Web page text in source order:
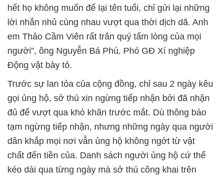
hết họ không muốn để lại tên tuổi, chỉ gửi lại những
lời nhắn nhủ cùng nhau vượt qua thời dịch dã. Anh
em Thảo Cầm Viên rất trân quý tấm lòng của mọi
người”, ông Nguyễn Bá Phú, Phó GĐ Xí nghiệp
Động vật bày tỏ.
Trước sự lan tỏa của cộng đồng, chỉ sau 2 ngày kêu
gọi ủng hộ, sở thú xin ngừng tiếp nhận bởi đã nhận
đủ để vượt qua khó khăn trước mắt. Dù thông báo
tạm ngừng tiếp nhận, nhưng những ngày qua người
dân khắp mọi nơi vẫn ủng hộ không ngớt từ vật
chất đến tiền của. Danh sách người ủng hộ cứ thế
kéo dài qua từng ngày mà sở thú công khai trên